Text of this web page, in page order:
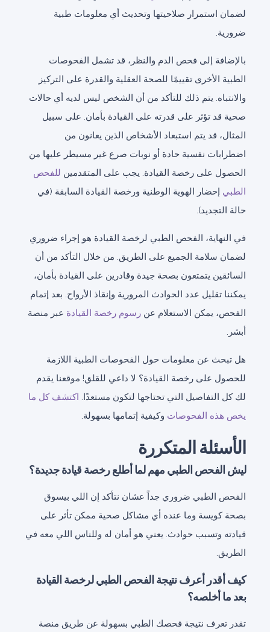
لضمان استمرار صلاحيتها وتحديث أي معلومات طبية
ضرورية.
بالإضافة إلى فحص الدم والنظر، قد تشمل الفحوصات
الطبية الأخرى تقييمًا للصحة العقلية والقدرة على التركيز
والانتباه. يتم ذلك للتأكد من أن الشخص ليس لديه أي حالات
صحية قد تؤثر على قدرته على القيادة بأمان. على سبيل
المثال، قد يتم استبعاد الأشخاص الذين يعانون من
اضطرابات نفسية حادة أو نوبات صرع غير مسيطر عليها من
الحصول على رخصة القيادة. يجب على المتقدمين للفحص
الطبي إحضار الهوية الوطنية ورخصة القيادة السابقة (في
حالة التجديد).
في النهاية، الفحص الطبي لرخصة القيادة هو إجراء ضروري
لضمان سلامة الجميع على الطريق. من خلال التأكد من أن
السائقين يتمتعون بصحة جيدة وقادرين على القيادة بأمان،
يمكننا تقليل عدد الحوادث المرورية وإنقاذ الأرواح. بعد إتمام
الفحص، يمكن الاستعلام عن رسوم رخصة القيادة عبر منصة
أبشر.
هل تبحث عن معلومات حول الفحوصات الطبية اللازمة
للحصول على رخصة القيادة؟ لا داعي للقلق! موقعنا يقدم
لك كل التفاصيل التي تحتاجها لتكون مستعدًا. اكتشف كل ما
يخص هذه الفحوصات وكيفية إتمامها بسهولة.
الأسئلة المتكررة
ليش الفحص الطبي مهم لما أطلع رخصة قيادة جديدة؟
الفحص الطبي ضروري جداً عشان نتأكد إن اللي بيسوق
بصحة كويسة وما عنده أي مشاكل صحية ممكن تأثر على
قيادته وتسبب حوادث. يعني هو أمان له وللناس اللي معه في
الطريق.
كيف أقدر أعرف نتيجة الفحص الطبي لرخصة القيادة
بعد ما أخلصه؟
تقدر تعرف نتيجة فحصك الطبي بسهولة عن طريق منصة